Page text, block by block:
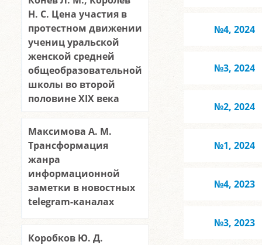
Н. С. Цена участия в
протестном движении
учениц уральской
женской средней
общеобразовательной
школы во второй
половине XІX века
Максимова А. М.
Трансформация
жанра
информационной
заметки в новостных
telegram-каналах
Коробков Ю. Д.
№4, 2024
№3, 2024
№2, 2024
№1, 2024
№4, 2023
№3, 2023